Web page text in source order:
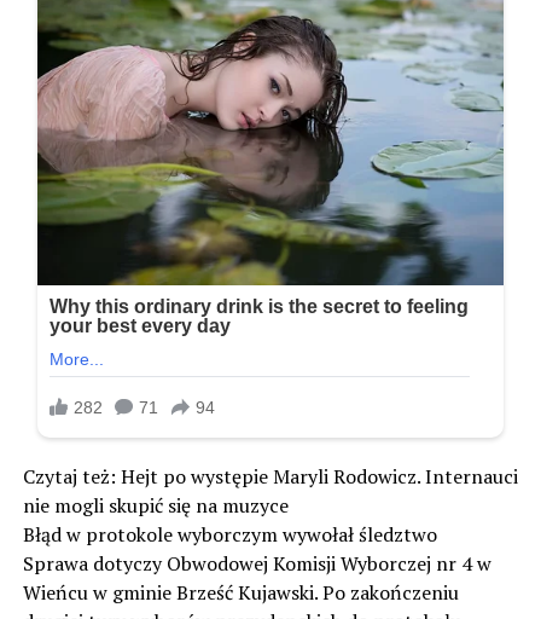
Czytaj też: Hejt po występie Maryli Rodowicz. Internauci
nie mogli skupić się na muzyce
Błąd w protokole wyborczym wywołał śledztwo
Sprawa dotyczy Obwodowej Komisji Wyborczej nr 4 w
Wieńcu w gminie Brześć Kujawski. Po zakończeniu